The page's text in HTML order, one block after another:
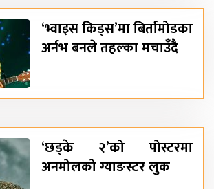
‘भ्वाइस किड्स’मा बिर्तामोडका
अर्नभ बनले तहल्का मचाउँदै
‘छड्के २’को पोस्टरमा
अनमोलको ग्याङस्टर लुक